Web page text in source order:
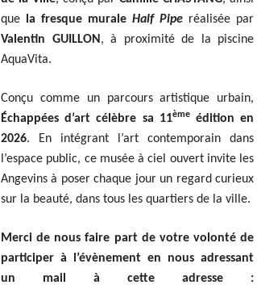
que
la fresque muraleHalf Pipe réalisée par
Valentin GUILLON , à proximité de la piscine
AquaVita.
Conçu comme un parcours artistique urbain,
Échappées d’art célèbre sa 11èmeédition en
2026. En intégrant l’art contemporain dans
l’espace public, ce musée à ciel ouvert invite les
Angevins à poser chaque jour un regard curieux
sur la beauté, dans tous les quartiers de la ville.
Merci de nous faire part de votre volonté de
participer à l’évènement en nous adressant
un mail à cette adresse :